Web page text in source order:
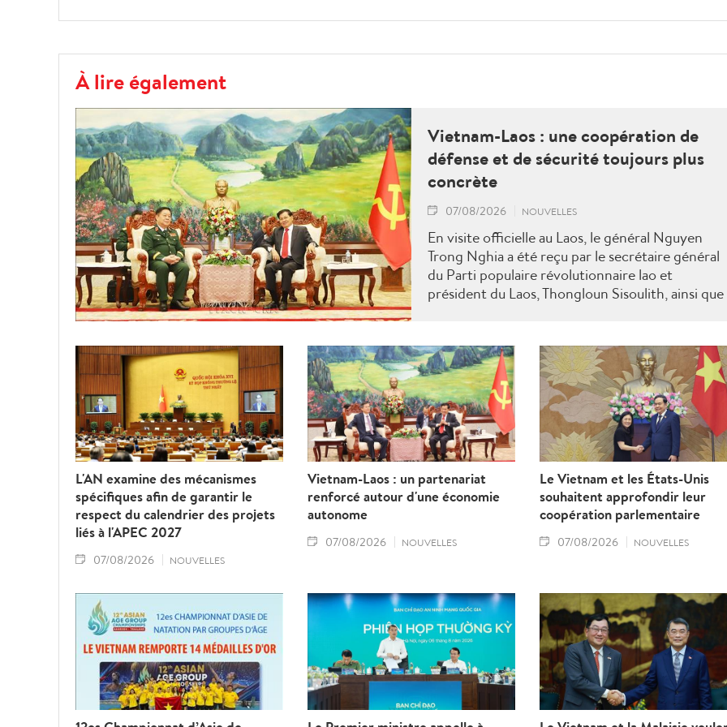
À lire également
Vietnam-Laos : une coopération de
défense et de sécurité toujours plus
concrète
07/08/2026 NOUVELLES
En visite officielle au Laos, le général Nguyen
Trong Nghia a été reçu par le secrétaire général
du Parti populaire révolutionnaire lao et
président du Laos, Thongloun Sisoulith, ainsi que
renforcer une coopération politico-militaire
étroite et efficace.
L'AN examine des mécanismes
spécifiques afin de garantir le
respect du calendrier des projets
liés à l'APEC 2027
07/08/2026 NOUVELLES
Vietnam-Laos : un partenariat
renforcé autour d'une économie
autonome
07/08/2026 NOUVELLES
Le Vietnam et les États-Unis
souhaitent approfondir leur
coopération parlementaire
07/08/2026 NOUVELLES